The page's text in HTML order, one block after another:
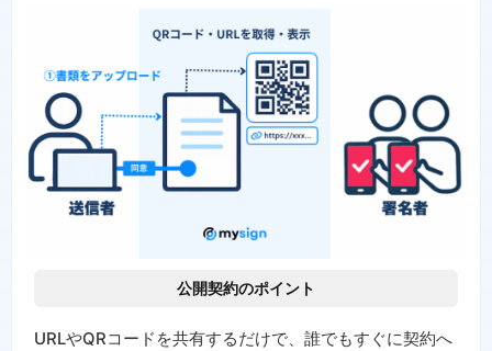
公開契約のポイント
URLやQRコードを共有するだけで、誰でもすぐに契約へ